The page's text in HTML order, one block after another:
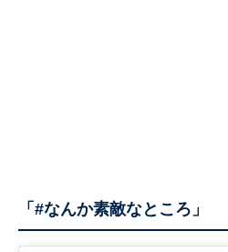
「#なんか素敵なところ」